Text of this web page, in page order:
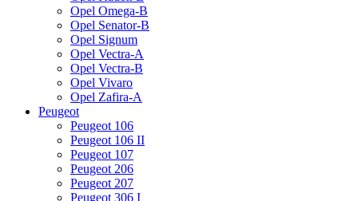
Opel Omega-B
Opel Senator-B
Opel Signum
Opel Vectra-A
Opel Vectra-B
Opel Vivaro
Opel Zafira-A
Peugeot
Peugeot 106
Peugeot 106 II
Peugeot 107
Peugeot 206
Peugeot 207
Peugeot 306 I